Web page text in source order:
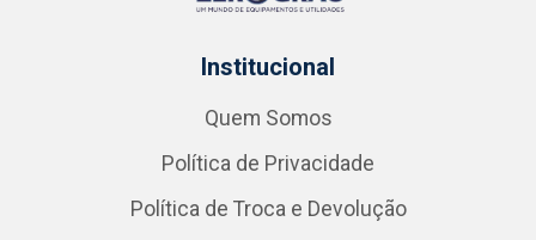
Institucional
Quem Somos
Política de Privacidade
Política de Troca e Devolução